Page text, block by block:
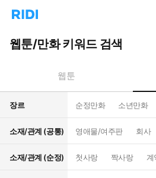
리
홈
으
턴
트
웹툰/만화 키워드 검색
웹툰
장르 순정만화 소년만화
소재/관계 (공통) 영애물/여주판 회사
소재/관계 (순정) 첫사랑 짝사랑 계